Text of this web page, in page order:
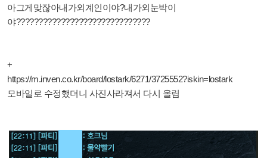
아그게맞잖아내가외계인이야?내가외눈박이
야??????????????????????????????
+
https://m.inven.co.kr/board/lostark/6271/3725552?iskin=lostark
모바일로 수정했더니 사진사라져서 다시 올림